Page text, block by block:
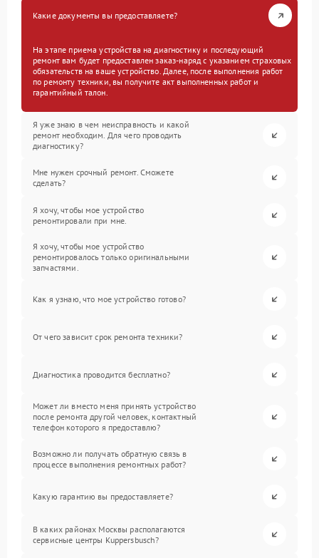
Какие документы вы предоставляете?
На этапе приема устройства на диагностику и последующий
ремонт вам будет предоставлен заказ-наряд с указанием страховых
обязательств на ваше устройство. Далее, после выполнения работ
по ремонту техники, вы получите акт выполненных работ и
гарантийный талон.
Я уже знаю в чем неисправность и какой
ремонт необходим. Для чего проводить
диагностику?
Мне нужен срочный ремонт. Сможете
сделать?
Я хочу, чтобы мое устройство
ремонтировали при мне.
Я хочу, чтобы мое устройство
ремонтировалось только оригинальными
запчастями.
Как я узнаю, что мое устройство готово?
От чего зависит срок ремонта техники?
Диагностика проводится бесплатно?
Может ли вместо меня принять устройство
после ремонта другой человек, контактный
телефон которого я предоставлю?
Возможно ли получать обратную связь в
процессе выполнения ремонтных работ?
Какую гарантию вы предоставляете?
В каких районах Москвы располагаются
сервисные центры Kuppersbusch?